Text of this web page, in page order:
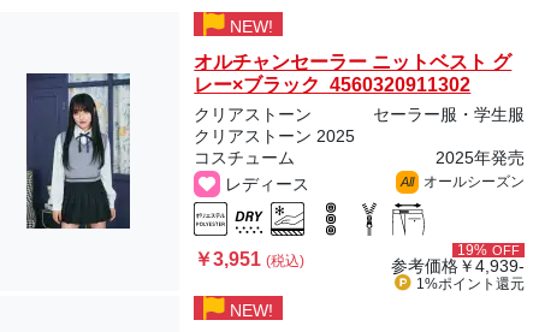
NEW!
オルチャンセーラー ニットベスト グ
レー×ブラック 4560320911302
クリアストーン
セーラー服・学生服
クリアストーン 2025
コスチューム
2025年発売
レディース
All オールシーズン
￥3,951(税込)
19% OFF
参考価格￥4,939-
1%ポイント 還元
NEW!